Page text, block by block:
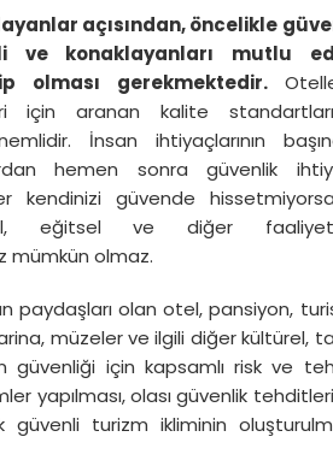
açısından, öncelikle
ve konaklayanları mutlu
olması gerekmektedir.
için aranan kalite
İnsan ihtiyaçlarının
hemen sonra güvenlik
kendinizi güvende
eğitsel ve diğer
mümkün olmaz.
paydaşları olan otel, pansiyon,
müzeler ve ilgili diğer kültürel,
güvenliği için kapsamlı risk ve
yapılması, olası güvenlik
güvenli turizm ikliminin